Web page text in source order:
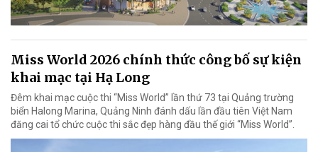
Miss World 2026 chính thức công bố sự kiện
khai mạc tại Hạ Long
Đêm khai mạc cuộc thi “Miss World” lần thứ 73 tại Quảng trường
biển Halong Marina, Quảng Ninh đánh dấu lần đầu tiên Việt Nam
đăng cai tổ chức cuộc thi sắc đẹp hàng đầu thế giới “Miss World”.